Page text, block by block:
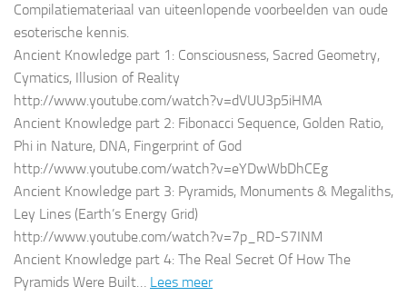
Compilatiemateriaal van uiteenlopende voorbeelden van oude
esoterische kennis.
Ancient Knowledge part 1: Consciousness, Sacred Geometry,
Cymatics, Illusion of Reality
http://www.youtube.com/watch?v=dVUU3p5iHMA
Ancient Knowledge part 2: Fibonacci Sequence, Golden Ratio,
Phi in Nature, DNA, Fingerprint of God
http://www.youtube.com/watch?v=eYDwWbDhCEg
Ancient Knowledge part 3: Pyramids, Monuments & Megaliths,
Ley Lines (Earth’s Energy Grid)
http://www.youtube.com/watch?v=7p_RD-S7INM
Ancient Knowledge part 4: The Real Secret Of How The
Pyramids Were Built… Lees meer